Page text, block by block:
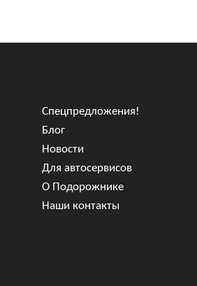
Спецпредложения!
Блог
Новости
Для автосервисов
О Подорожнике
Наши контакты